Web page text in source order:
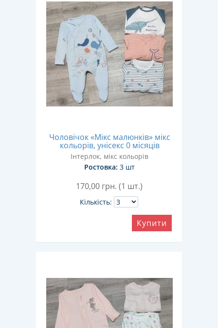
Чоловічок «Мікс малюнків» мікс
кольорів, унісекс 0 місяців
Інтерлок, мікс кольорів
Ростовка: 3 шт
170,00 грн. (1 шт.)
Кількість:
Купити